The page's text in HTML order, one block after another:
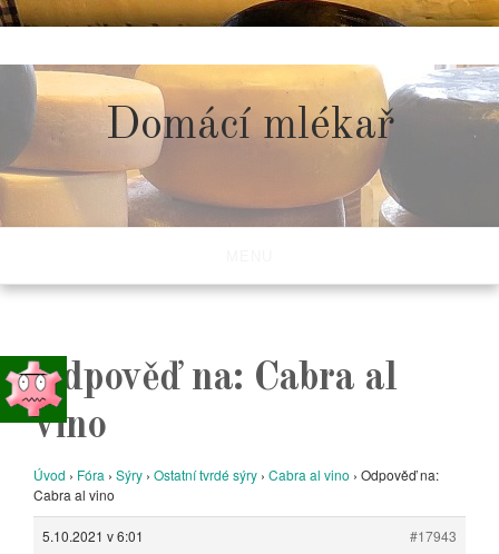
to
content
Domácí mlékař
Odpověď na: Cabra al
vino
Úvod › Fóra › Sýry › Ostatní tvrdé sýry › Cabra al vino › Odpověď na:
Cabra al vino
5.10.2021 v 6:01
#17943